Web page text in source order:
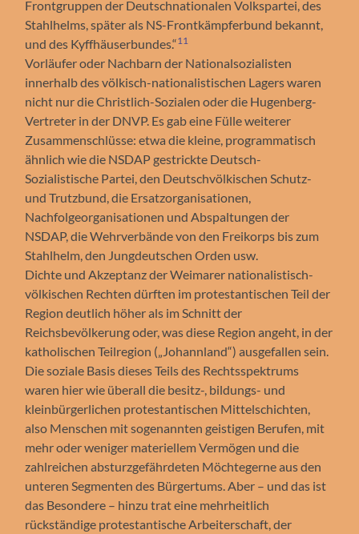
Frontgruppen der Deutschnationalen Volkspartei, des
Stahlhelms, später als NS-Frontkämpferbund bekannt,
und des Kyffhäuserbundes.“11
Vorläufer oder Nachbarn der Nationalsozialisten
innerhalb des völkisch-nationalistischen Lagers waren
nicht nur die Christlich-Sozialen oder die Hugenberg-
Vertreter in der DNVP. Es gab eine Fülle weiterer
Zusammenschlüsse: etwa die kleine, programmatisch
ähnlich wie die NSDAP gestrickte Deutsch-
Sozialistische Partei, den Deutschvölkischen Schutz-
und Trutzbund, die Ersatzorganisationen,
Nachfolgeorganisationen und Abspaltungen der
NSDAP, die Wehrverbände von den Freikorps bis zum
Stahlhelm, den Jungdeutschen Orden usw.
Dichte und Akzeptanz der Weimarer nationalistisch-
völkischen Rechten dürften im protestantischen Teil der
Region deutlich höher als im Schnitt der
Reichsbevölkerung oder, was diese Region angeht, in der
katholischen Teilregion („Johannland“) ausgefallen sein.
Die soziale Basis dieses Teils des Rechtsspektrums
waren hier wie überall die besitz-, bildungs- und
kleinbürgerlichen protestantischen Mittelschichten,
also Menschen mit sogenannten geistigen Berufen, mit
mehr oder weniger materiellem Vermögen und die
zahlreichen absturzgefährdeten Möchtegerne aus den
unteren Segmenten des Bürgertums. Aber – und das ist
das Besondere – hinzu trat eine mehrheitlich
rückständige protestantische Arbeiterschaft, der